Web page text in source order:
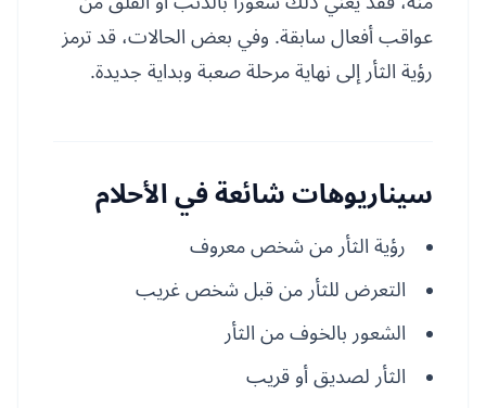
عواقب أفعال سابقة. وفي بعض الحالات، قد ترمز
رؤية الثأر إلى نهاية مرحلة صعبة وبداية جديدة.
سيناريوهات شائعة في الأحلام
رؤية الثأر من شخص معروف
التعرض للثأر من قبل شخص غريب
الشعور بالخوف من الثأر
الثأر لصديق أو قريب